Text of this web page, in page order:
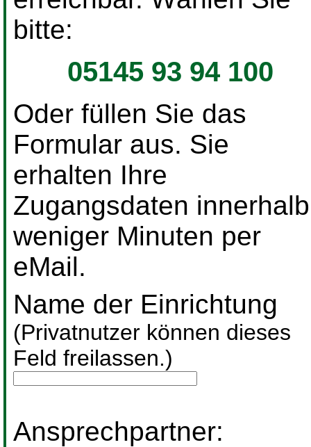
bitte:
05145 93 94 100
Oder füllen Sie das
Formular aus. Sie
erhalten Ihre
Zugangsdaten innerhalb
weniger Minuten per
eMail.
Name der Einrichtung
(Privatnutzer können dieses
Feld freilassen.)
Ansprechpartner: